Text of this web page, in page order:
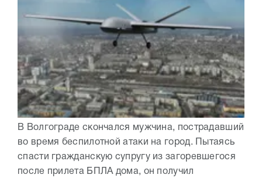
В Волгограде скончался мужчина, пострадавший
во время беспилотной атаки на город. Пытаясь
спасти гражданскую супругу из загоревшегося
после прилета БПЛА дома, он получил